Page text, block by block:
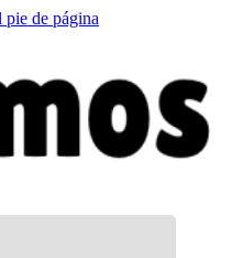
pie de página